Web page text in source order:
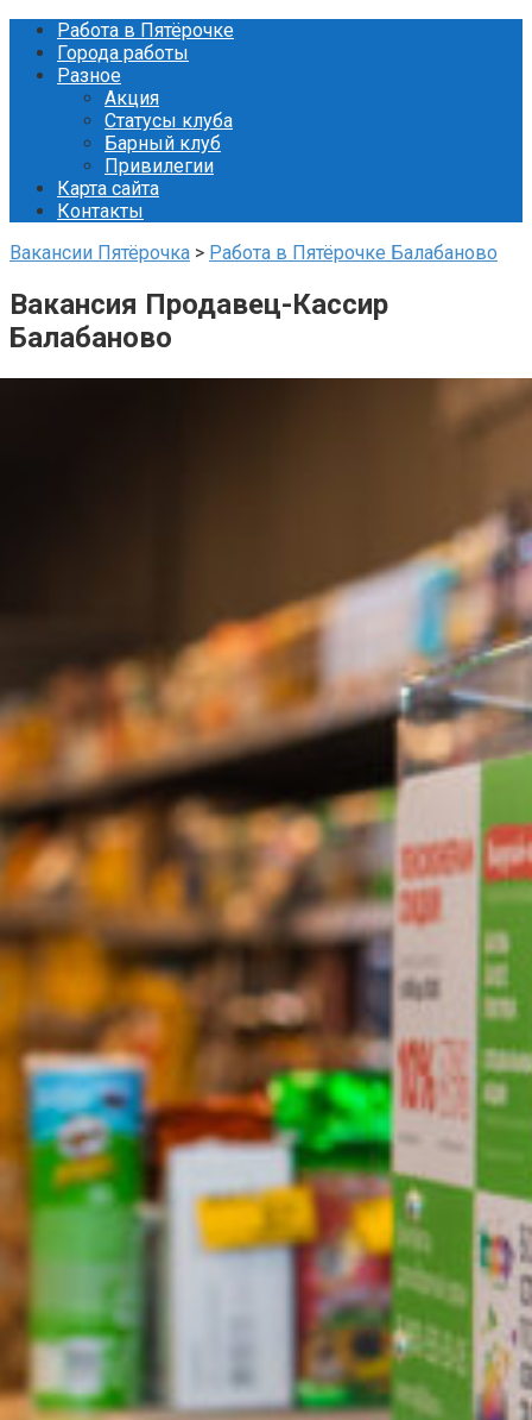
Перейти
контенту
Работа в Пятёрочке
Города работы
Разное
Акция
Статусы клуба
Барный клуб
Привилегии
Карта сайта
Контакты
Вакансии Пятёрочка > Работа в Пятёрочке Балабаново
Вакансия Продавец-Кассир
Балабаново